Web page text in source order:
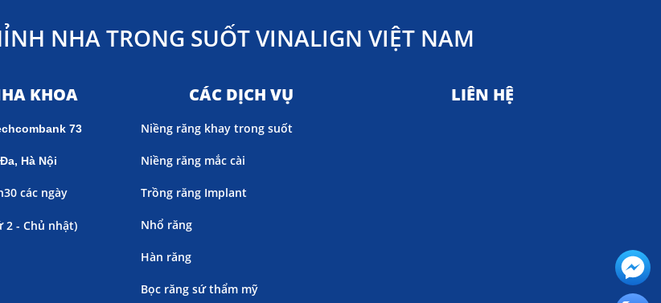
NHA TRONG SUỐT VINALIGN VIỆT NAM
KHOA
73
Hà Nội
các ngày
2 - Chủ nhật)
CÁC DỊCH VỤ
Niềng răng khay trong suốt
Niềng răng mắc cài
Trồng răng Implant
Nhổ răng
Hàn răng
Bọc răng sứ thẩm mỹ
LIÊN HỆ